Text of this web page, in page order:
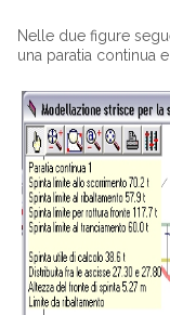
Nelle due figure
una paratia continua